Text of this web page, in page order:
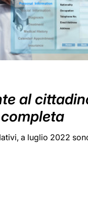
al
a luglio 2022